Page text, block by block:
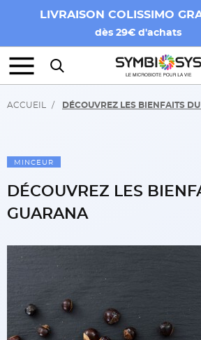
LIVRAISON COLISSIMO
dès 29€ d'achats
ACCUEIL DÉCOUVREZ LES BIENFAITS
MINCEUR
DÉCOUVREZ LES
GUARANA